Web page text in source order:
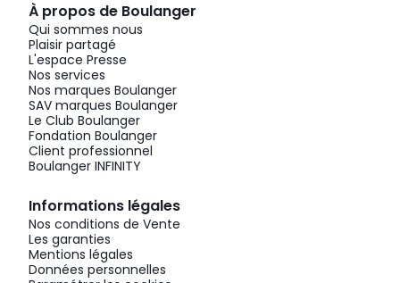
À propos de Boulanger
Qui sommes nous
Plaisir partagé
L'espace Presse
Nos services
Nos marques Boulanger
SAV marques Boulanger
Le Club Boulanger
Fondation Boulanger
Client professionnel
Boulanger INFINITY
Informations légales
Nos conditions de Vente
Les garanties
Mentions légales
Données personnelles